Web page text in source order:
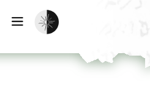
تفعيل الوضع المظلم